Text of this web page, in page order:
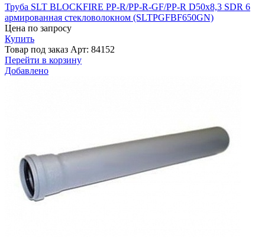
Труба SLT BLOCKFIRE PP-R/PP-R-GF/PP-R D50x8,3 SDR 6
армированная стекловолокном (SLTPGFBF650GN)
Цена по запросу
Купить
Товар под заказ Арт: 84152
Перейти в корзину
Добавлено